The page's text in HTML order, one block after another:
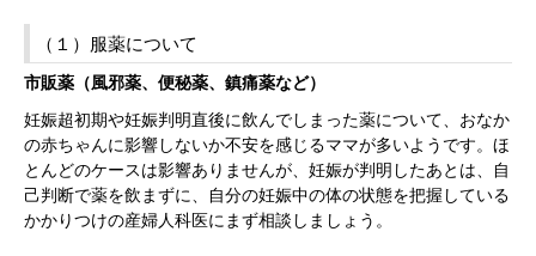
（１）服薬について
市販薬（風邪薬、便秘薬、鎮痛薬など）
妊娠超初期や妊娠判明直後に飲んでしまった薬について、おなか
の赤ちゃんに影響しないか不安を感じるママが多いようです。ほ
とんどのケースは影響ありませんが、妊娠が判明したあとは、自
己判断で薬を飲まずに、自分の妊娠中の体の状態を把握している
かかりつけの産婦人科医にまず相談しましょう。